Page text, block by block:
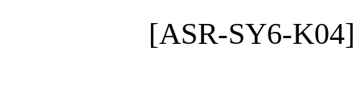
[ASR-SY6-K04]